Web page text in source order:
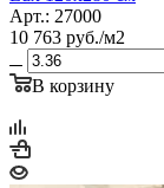
Арт.: 27000
10 763 руб./м2
В корзину